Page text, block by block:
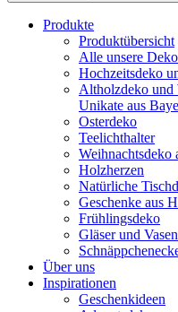
Produkte
Produktübersicht
Alle unsere
Hochzeitsdeko
Altholzdeko und
Unikate aus
Osterdeko
Teelichthalter
Weihnachts­deko
Holzherzen
Natürliche
Geschenke aus
Frühlingsdeko
Gläser und Vasen
Über uns
Inspirationen
Geschenkideen